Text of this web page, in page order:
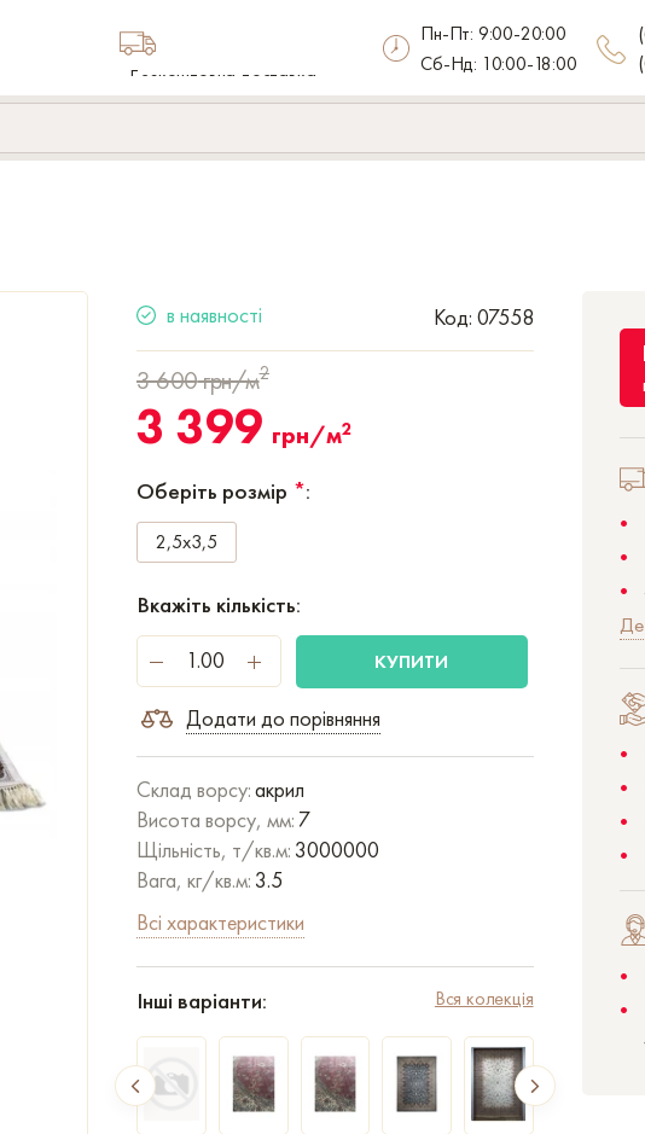
Безкоштовна доставка
по Україні
Пн-Пт: 9:00-20:00
Сб-Нд: 10:00-18:00
в наявності Код: 07558
3 600грн/м2
3 399 грн/м2
Оберіть розмір *:
2,5x3,5
Вкажіть кількість:
КУПИТИ
Додати до порівняння
Склад ворсу:акрил
Висота ворсу, мм: 7
Щільність, т/кв.м: 3000000
Вага, кг/кв.м: 3.5
Всі характеристики
Інші варіанти: Вся колекція